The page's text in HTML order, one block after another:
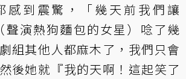
感到震驚，「幾天前我們讓
聲演熱狗麵包的女星）唸了幾
組其他人都麻木了，我們只會
後她就『我的天啊！這起笑了